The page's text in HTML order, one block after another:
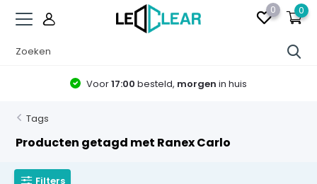
0 0
Voor17:00 besteld, morgen in huis
Tags
Producten getagd met Ranex Carlo
Filters